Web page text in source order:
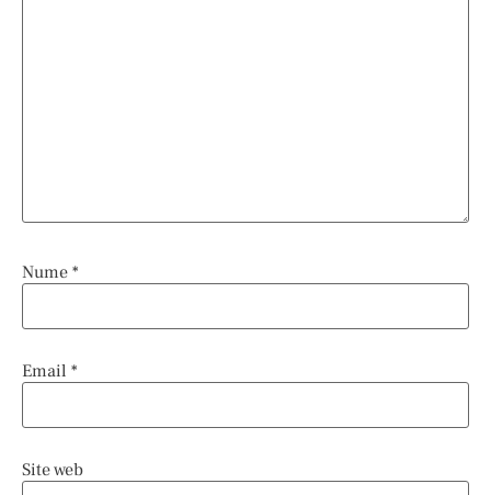
Nume *
Email *
Site web